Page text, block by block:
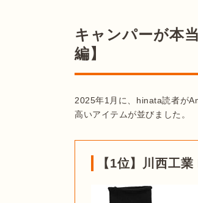
キャンパーが本
編】
2025年1月に、hinata読者が
高いアイテムが並びました。
【1位】川西工